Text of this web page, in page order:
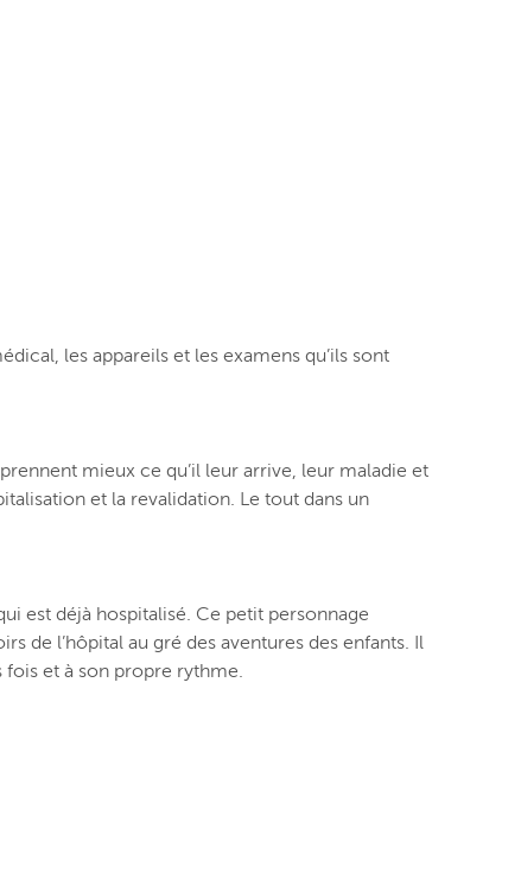
les appareils et les examens qu’ils sont
mieux ce qu’il leur arrive, leur maladie et
et la revalidation. Le tout dans un
est déjà hospitalisé. Ce petit personnage
de l’hôpital au gré des aventures des enfants. Il
fois et à son propre rythme.